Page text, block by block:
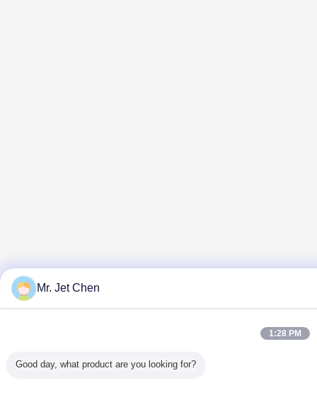
Mr. Jet Chen
1:28 PM
Good day, what product are you looking for?